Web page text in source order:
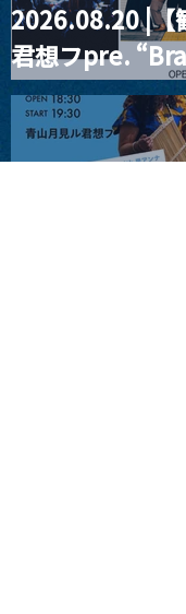
2026.08.20 |【
君想フpre.
Moon #3”